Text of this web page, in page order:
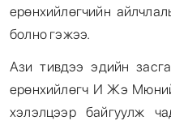
ерөнхийлөгчийн
болно гэжээ.
Ази тивдээ эдийн
ерөнхийлөгч И Жэ
хэлэлцээр байгуулж